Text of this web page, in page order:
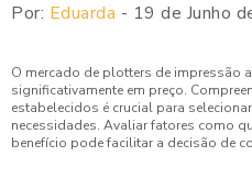
Por: Eduarda - 19 de Junho
O mercado de plotters de impressão
significativamente em preço.
estabelecidos é crucial para
necessidades. Avaliar fatores como
benefício pode facilitar a decisão de